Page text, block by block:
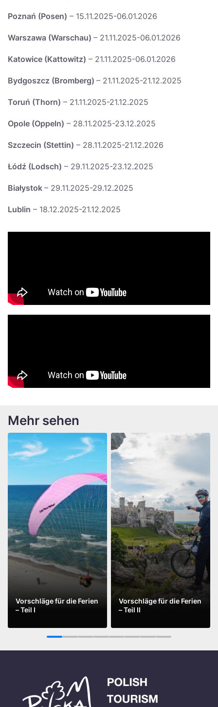
Poznań (Posen) – 15.11.2025-06.01.2026
Warszawa (Warschau) – 21.11.2025-06.01.2026
Katowice (Kattowitz) – 21.11.2025-06.01.2026
Bydgoszcz (Bromberg) – 21.11.2025-21.12.2025
Toruń (Thorn) – 21.11.2025-21.12.2025
Opole (Oppeln) – 28.11.2025-23.12.2025
Szczecin (Stettin) – 28.11.2025-21.12.2026
Łódź (Lodsch) – 29.11.2025-23.12.2025
Białystok – 29.11.2025-29.12.2025
Lublin – 18.12.2025-21.12.2025
Mehr sehen
Vorschläge für die Ferien
– Teil I
Mehr sehen
Vorschläge für die Ferien
– Teil II
Mehr sehen
1 2 3 4 5 6 7 8